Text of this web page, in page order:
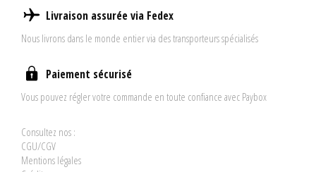
Livraison assurée via Fedex
Nous livrons dans le monde entier via des transporteurs spécialisés
Paiement sécurisé
Vous pouvez régler votre commande en toute confiance avec Paybox
Consultez nos :
CGU/CGV
Mentions légales